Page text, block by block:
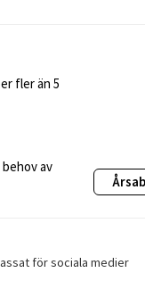
fler än 5
av
för sociala medier